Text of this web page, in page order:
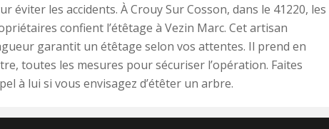
éviter les accidents. À Crouy Sur Cosson, dans le 41220, les
confient l’étêtage à Vezin Marc. Cet artisan
garantit un étêtage selon vos attentes. Il prend en
toutes les mesures pour sécuriser l’opération. Faites
à lui si vous envisagez d’étêter un arbre.